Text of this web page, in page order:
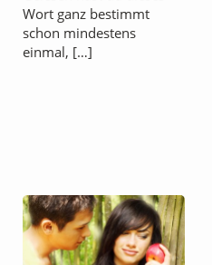
Wort ganz bestimmt
schon mindestens
einmal, […]